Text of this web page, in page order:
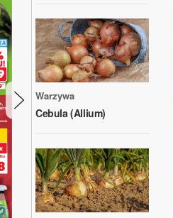
Warzywa
Cebula (Allium)